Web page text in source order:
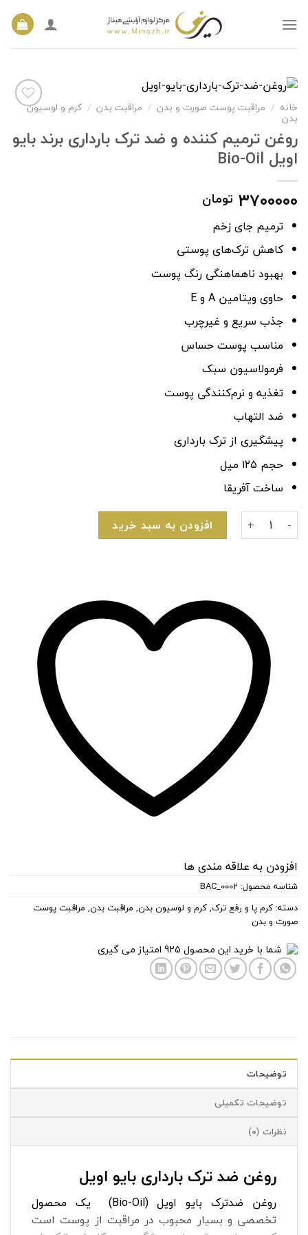
افزودن
خانه / مراقبت پوست صورت و بدن / مراقبت بدن / کرم و لوسیون
بدن
روغن ترمیم کننده و ضد ترک بارداری برند بایو
اویل Bio-Oil
۳۷۰۰۰۰۰ تومان
ترمیم جای زخم
کاهش ترک‌های پوستی
بهبود ناهماهنگی رنگ پوست
حاوی ویتامین A و E
جذب سریع و غیرچرب
مناسب پوست حساس
فرمولاسیون سبک
تغذیه و نرم‌کنندگی پوست
ضد التهاب
پیشگیری از ترک بارداری
حجم ۱۲۵ میل
ساخت آفریقا
روغن ترمیم کننده و ضد ترک بارداری برند بایو اویل Bio-Oil عدد
افزودن به سبد خرید
افزودن به علاقه مندی ها
شناسه محصول: BAC_0002
دسته: کرم پا و رفع ترک,کرم و لوسیون بدن, مراقبت بدن, مراقبت پوست
صورت و بدن
شما با خرید این محصول 925 امتیاز می گیری
توضیحات
توضیحات تکمیلی
نظرات (0)
روغن ضد ترک بارداری بایو اویل
روغن ضدترک بایو اویل (Bio-Oil) یک محصول
تخصصی و بسیار محبوب در مراقبت از پوست است